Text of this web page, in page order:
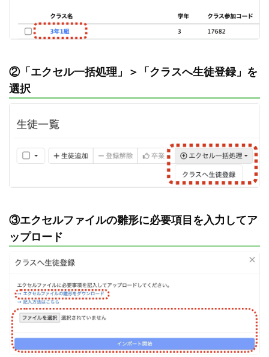
②「エクセル一括処理」＞「クラスへ生徒登録」を
選択
③エクセルファイルの雛形に必要項目を入力してア
ップロード